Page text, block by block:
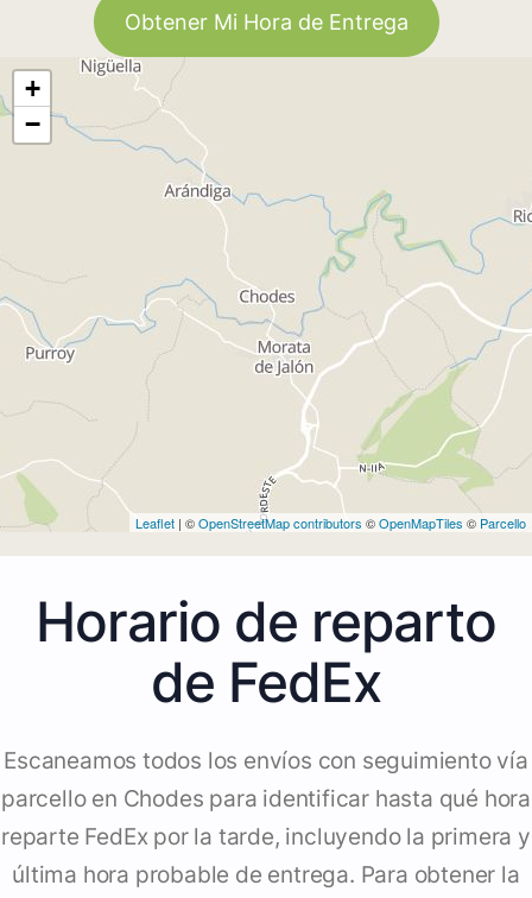
Obtener Mi Hora de Entrega
+
−
Leaflet | ©OpenStreetMap contributors ©OpenMapTiles © Parcello
Horario de reparto
de FedEx
Escaneamos todos los envíos con seguimiento vía
parcello en Chodes para identificar hasta qué hora
reparte FedEx por la tarde, incluyendo la primera y
última hora probable de entrega. Para obtener la